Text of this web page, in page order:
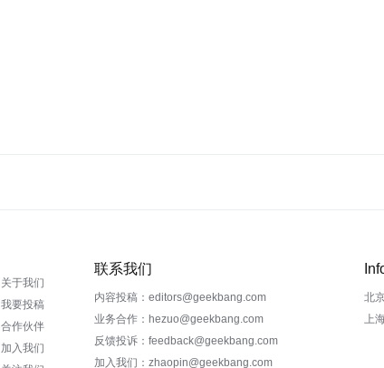
关于我们
我要投稿
合作伙伴
加入我们
联系我们
内容投稿：editors@geekbang.com
业务合作：hezuo@geekbang.com
反馈投诉：feedback@geekbang.com
加入我们：zhaopin@geekbang.com
北
上